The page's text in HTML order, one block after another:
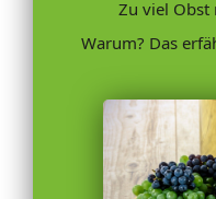
Zu viel Obst
Warum? Das